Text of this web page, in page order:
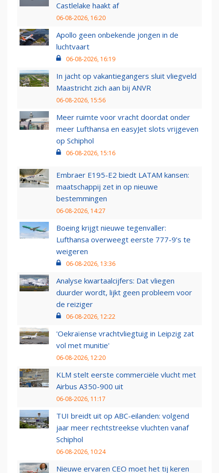
Castlelake haakt af
06-08-2026, 16:20
Apollo geen onbekende jongen in de
luchtvaart
06-08-2026, 16:19
In jacht op vakantiegangers sluit vliegveld
Maastricht zich aan bij ANVR
06-08-2026, 15:56
Meer ruimte voor vracht doordat onder
meer Lufthansa en easyJet slots vrijgeven
op Schiphol
06-08-2026, 15:16
Embraer E195-E2 biedt LATAM kansen:
maatschappij zet in op nieuwe
bestemmingen
06-08-2026, 14:27
Boeing krijgt nieuwe tegenvaller:
Lufthansa overweegt eerste 777-9’s te
weigeren
06-08-2026, 13:36
Analyse kwartaalcijfers: Dat vliegen
duurder wordt, lijkt geen probleem voor
de reiziger
06-08-2026, 12:22
'Oekraïense vrachtvliegtuig in Leipzig zat
vol met munitie'
06-08-2026, 12:20
KLM stelt eerste commerciële vlucht met
Airbus A350-900 uit
06-08-2026, 11:17
TUI breidt uit op ABC-eilanden: volgend
jaar meer rechtstreekse vluchten vanaf
Schiphol
06-08-2026, 10:24
Nieuwe ervaren CEO moet het tij keren